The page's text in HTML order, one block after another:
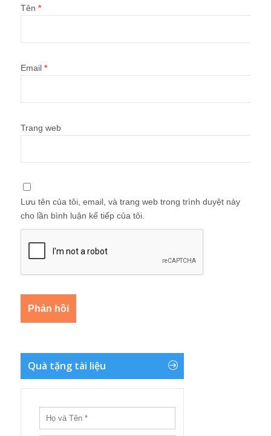
Tên *
Email *
Trang web
Lưu tên của tôi, email, và trang web trong trình duyệt này
cho lần bình luận kế tiếp của tôi.
Quà tặng tài liệu